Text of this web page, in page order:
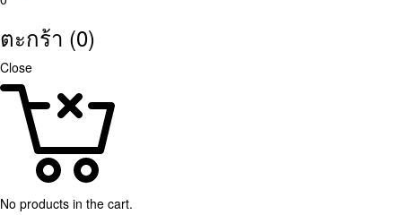
ตะกร้า (0)
Close
No products in the cart.